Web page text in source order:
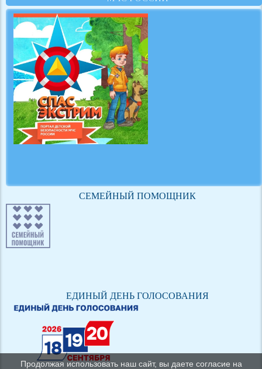
СЕМЕЙНЫЙ ПОМОЩНИК
ЕДИНЫЙ ДЕНЬ ГОЛОСОВАНИЯ
Продолжая использовать наш сайт, вы даете согласие на